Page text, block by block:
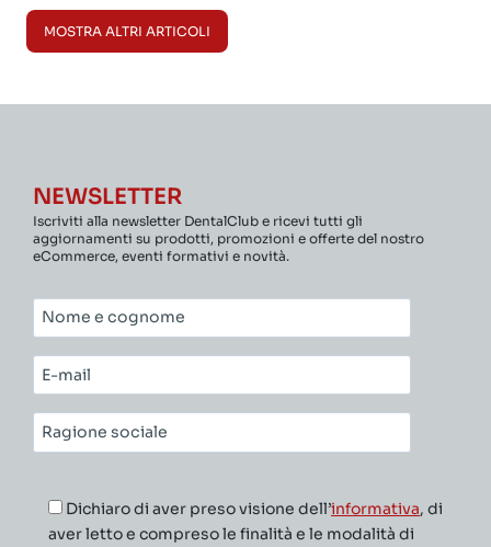
MOSTRA ALTRI ARTICOLI
NEWSLETTER
Iscriviti alla newsletter DentalClub e ricevi tutti gli
aggiornamenti su prodotti, promozioni e offerte del nostro
eCommerce, eventi formativi e novità.
Nome
e
cognome*
E-
mail*
Ragione
sociale*
Dichiaro di aver preso visione dell’informativa, di
aver letto e compreso le finalità e le modalità di